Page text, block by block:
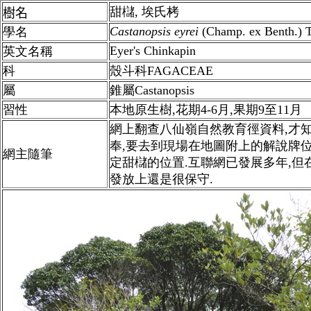
樹名
甜櫧, 埃氏栲
學名
Castanopsis eyrei (Champ. ex Benth.)
英文名稱
Eyer's Chinkapin
科
殼斗科FAGACEAE
屬
錐屬Castanopsis
習性
本地原生樹,花期4-6月,果期9至11月
網主隨筆
網上翻查八仙嶺自然教育徑資料,才
奉,要去到現場在地圖附上的解說牌
定甜櫧的位置.互聯網已發展多年,但
發放上還是很保守.